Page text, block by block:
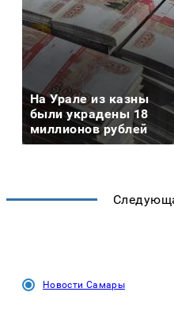
На Урале из казны
были украдены 18
миллионов рублей
Новости Самары